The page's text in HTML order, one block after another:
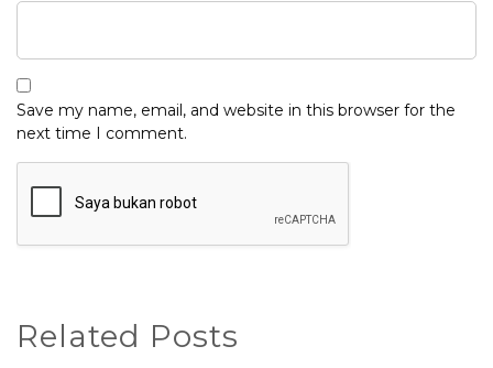
Save my name, email, and website in this browser for the
next time I comment.
Related Posts